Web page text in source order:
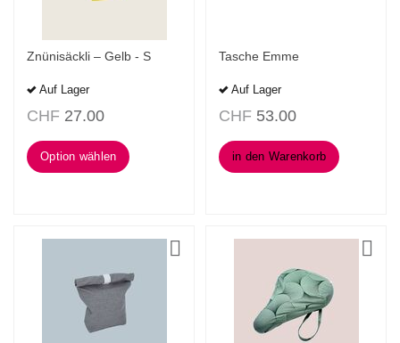
Znünisäckli – Gelb - S
Auf Lager
CHF 27.00
Option wählen
Tasche Emme
Auf Lager
CHF 53.00
in den Warenkorb